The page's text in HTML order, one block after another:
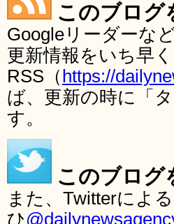
このブログ
Googleリーダーな
更新情報をいち早
RSS（ https://
ば、更新の時に「
す。
このブログ
また、Twitterによ
ひ